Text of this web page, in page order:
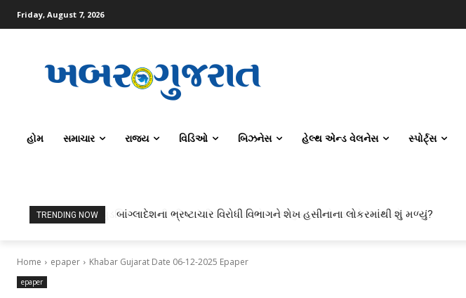
Friday, August 7, 2026
હોમ સમાચાર રાજ્ય વિડિઓ બિઝનેસ હેલ્થ એન્ડ વેલનેસ સ્પોર્ટ્સ
TRENDING NOW બાંગ્લાદેશના ભ્રષ્ટાચાર વિરોધી વિભાગને શેખ હસીનાના લોકરમાંથી શું મળ્યું?
Home epaper Khabar Gujarat Date 06-12-2025 Epaper
epaper